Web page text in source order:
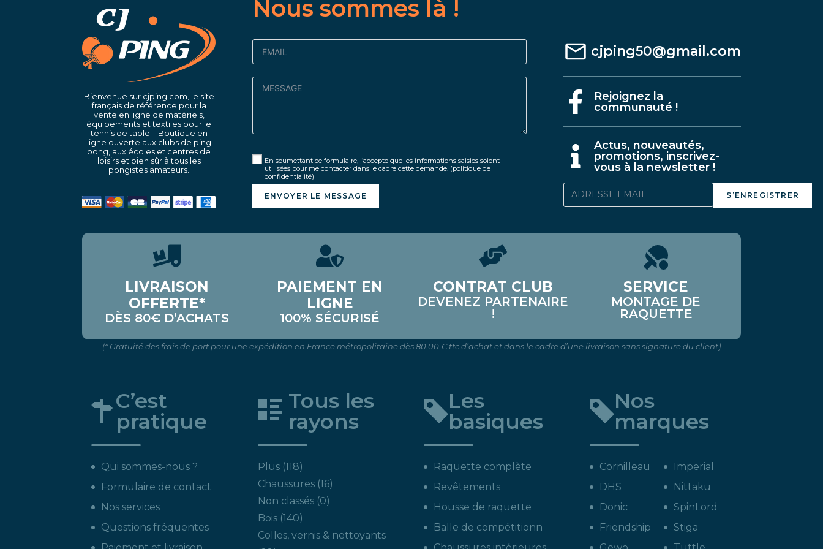
Bienvenue sur cjping.com, le site
français de référence pour la
vente en ligne de matériels,
équipements et textiles pour le
tennis de table – Boutique en
ligne ouverte aux clubs de ping
pong, aux écoles et centres de
loisirs et bien sûr à tous les
pongistes amateurs.
Nous sommes là !
En soumettant ce formulaire, j’accepte que les informations saisies soient
utilisées pour me contacter dans le cadre cette demande. (politique de
confidentialité)
ENVOYER LE MESSAGE
cjping50@gmail.com
Rejoignez la
communauté !
Actus, nouveautés,
promotions, inscrivez-
vous à la newsletter !
S’ENREGISTRER
LIVRAISON
OFFERTE*
DÈS 80€ D’ACHATS
PAIEMENT EN
LIGNE
100% SÉCURISÉ
CONTRAT CLUB
DEVENEZ PARTENAIRE
!
SERVICE
MONTAGE DE
RAQUETTE
(* Gratuité des frais de port pour une expédition en France métropolitaine dès 80.00 € ttc d’achat et dans le cadre d’une livraison sans signature du client)
C’est
pratique
Qui sommes-nous ?
Formulaire de contact
Nos services
Questions fréquentes
Tous les
rayons
Plus 118118
produits
Chaussures 1616
produits
Non classés 00
Bois 140140
produits
Colles, vernis & nettoyants
Les
basiques
Raquette complète
Revêtements
Housse de raquette
Balle de compétitionn
Nos
marques
Cornilleau
DHS
Donic
Friendship
Imperial
Nittaku
SpinLord
Stiga